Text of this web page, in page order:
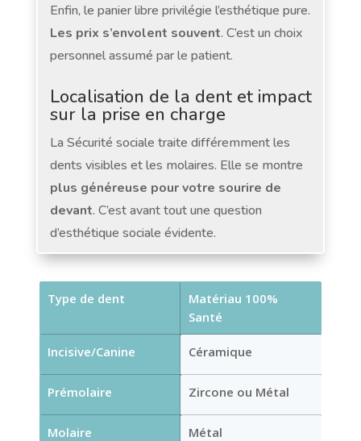
Enfin, le panier libre privilégie l’esthétique pure.
Les prix s’envolent souvent. C’est un choix
personnel assumé par le patient.
Localisation de la dent et impact
sur la prise en charge
La Sécurité sociale traite différemment les
dents visibles et les molaires. Elle se montre
plus généreuse pour votre sourire de
devant. C’est avant tout une question
d’esthétique sociale évidente.
Type de dent
Incisive/Canine
Prémolaire
Molaire
Matériau 100%
Santé
Céramique
Zircone ou Métal
Métal